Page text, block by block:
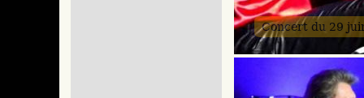
Concert du 29